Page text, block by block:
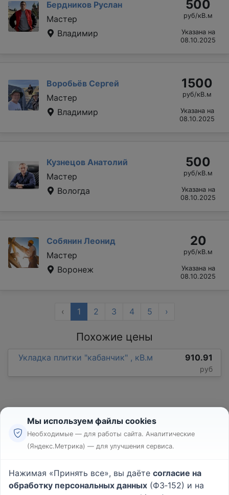
Бердников Руслан
Мастер
Владимир
500
руб/кВ.м
Указана на
08.10.2025
Воробьёв Сергей
Мастер
Владимир
1500
руб/кВ.м
Указана на
08.10.2025
Кузнецов Анатолий
Мастер
Вологда
500
руб/кВ.м
Указана на
08.10.2025
Собянин Леонид
Мастер
Воронеж
20
руб/кВ.м
Указана на
08.10.2025
‹ 1 2 3 4 5 ›
Похожие цены
Укладка плитки "кабанчик" , кВ.м 910.91
руб
Реклама
Пользовательское соглашение
Политика конфиденциальности
Мы используем файлы cookies
Необходимые — для работы сайта. Аналитические
(Яндекс.Метрика) — для улучшения сервиса.
Нажимая «Принять все», вы даёте согласие на
обработку персональных данных (ФЗ‑152) и на